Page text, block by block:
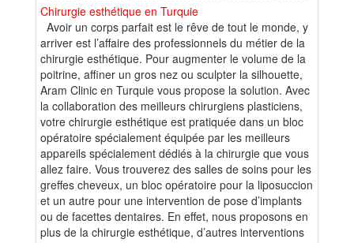
Chirurgie esthétique en Turquie
Avoir un corps parfait est le rêve de tout le monde, y
arriver est l’affaire des professionnels du métier de la
chirurgie esthétique. Pour augmenter le volume de la
poitrine, affiner un gros nez ou sculpter la silhouette,
Aram Clinic en Turquie vous propose la solution. Avec
la collaboration des meilleurs chirurgiens plasticiens,
votre chirurgie esthétique est pratiquée dans un bloc
opératoire spécialement équipée par les meilleurs
appareils spécialement dédiés à la chirurgie que vous
allez faire. Vous trouverez des salles de soins pour les
greffes cheveux, un bloc opératoire pour la liposuccion
et un autre pour une intervention de pose d’implants
ou de facettes dentaires. En effet, nous proposons en
plus de la chirurgie esthétique, d’autres interventions